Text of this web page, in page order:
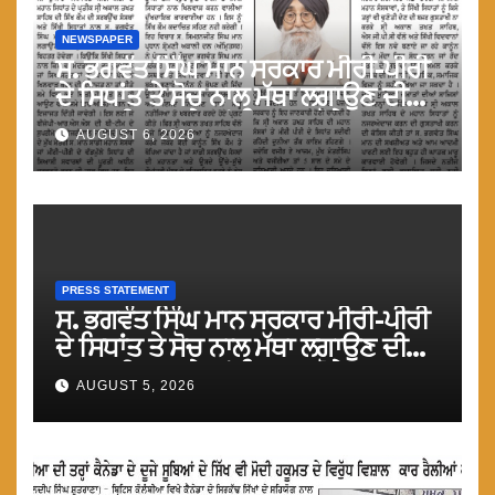
NEWSPAPER
ਸ. ਭਗਵੰਤ ਸਿੰਘ ਮਾਨ ਸਰਕਾਰ ਮੀਰੀ-ਪੀਰੀ
ਦੇ ਸਿਧਾਂਤ ਤੇ ਸੋਚ ਨਾਲ ਮੱਥਾ ਲਗਾਉਣ ਦੀ
ਗੁਸਤਾਖੀ ਨਾ ਕਰੇ ਤਾਂ ਬਿਹਤਰ ਹੋਵੇਗਾ : ਮਾਨ
AUGUST 6, 2026
PRESS STATEMENT
ਸ. ਭਗਵੰਤ ਸਿੰਘ ਮਾਨ ਸਰਕਾਰ ਮੀਰੀ-ਪੀਰੀ
ਦੇ ਸਿਧਾਂਤ ਤੇ ਸੋਚ ਨਾਲ ਮੱਥਾ ਲਗਾਉਣ ਦੀ
ਗੁਸਤਾਖੀ ਨਾ ਕਰੇ ਤਾਂ ਬਿਹਤਰ ਹੋਵੇਗਾ : ਮਾਨ
AUGUST 5, 2026